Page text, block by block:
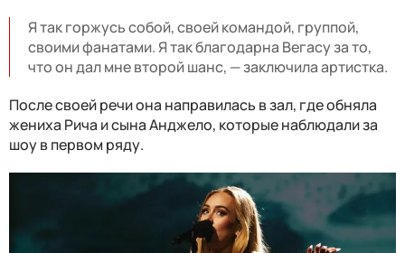
Я так горжусь собой, своей командой, группой,
своими фанатами. Я так благодарна Вегасу за то,
что он дал мне второй шанс, — заключила артистка.
После своей речи она направилась в зал, где обняла
жениха Рича и сына Анджело, которые наблюдали за
шоу в первом ряду.